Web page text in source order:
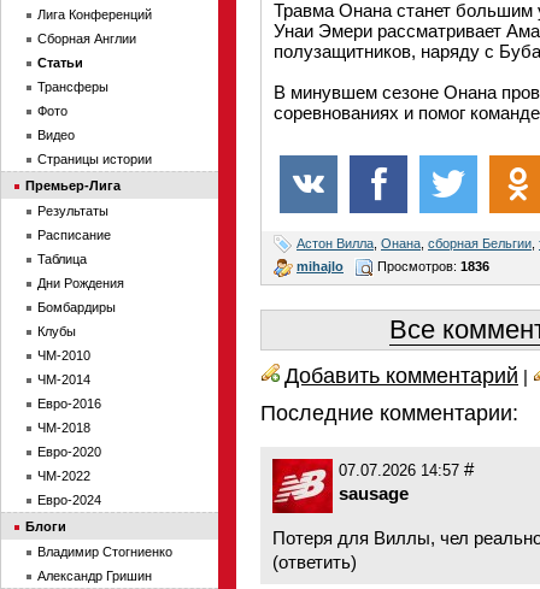
Травма Онана станет большим
Унаи Эмери рассматривает
полузащитников, наряду с
В минувшем сезоне Онана
соревнованиях и помог
Астон Вилла Онана сборная Бельгии
mihajlo
Просмотров: 1836
Все
Добавить комментарий |
Последние комментарии:
07.07.2026 14:57 #
sausage
Потеря для Виллы, чел
(ответить)
Лига Конференций
Сборная Англии
Статьи
Трансферы
Фото
Видео
Страницы истории
Премьер-Лига
Результаты
Расписание
Таблица
Дни Рождения
Бомбардиры
Клубы
ЧМ-2010
ЧМ-2014
Евро-2016
ЧМ-2018
Евро-2020
ЧМ-2022
Евро-2024
Блоги
Владимир Стогниенко
Александр Гришин